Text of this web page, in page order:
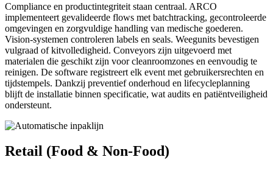
Compliance en productintegriteit staan centraal. ARCO
implementeert gevalideerde flows met batchtracking, gecontroleerde
omgevingen en zorgvuldige handling van medische goederen.
Vision-systemen controleren labels en seals. Weegunits bevestigen
vulgraad of kitvolledigheid. Conveyors zijn uitgevoerd met
materialen die geschikt zijn voor cleanroomzones en eenvoudig te
reinigen. De software registreert elk event met gebruikersrechten en
tijdstempels. Dankzij preventief onderhoud en lifecycleplanning
blijft de installatie binnen specificatie, wat audits en patiëntveiligheid
ondersteunt.
Retail (Food & Non-Food)